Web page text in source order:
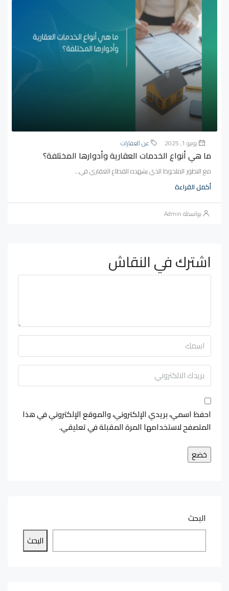
يونيو 1, 2025 عن العقارات
ما هي أنواع الخدمات العقارية وأدوارها المختلفة؟
مع التطور الملحوظ الذي يشهده القطاع العقاري في...
أكمل القراءة
بواسطة Admin
اشترك في النقاش
احفظ اسمي، بريدي الإلكتروني، والموقع الإلكتروني في هذا
المتصفح لاستخدامها المرة المقبلة في تعليقي.
البحث
البحث